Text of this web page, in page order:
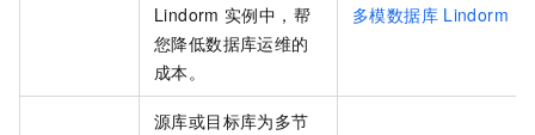
Lindorm 实例中，帮
您降低数据库运维的
成本。
多模数据库 Lindorm
源库或目标库为多节